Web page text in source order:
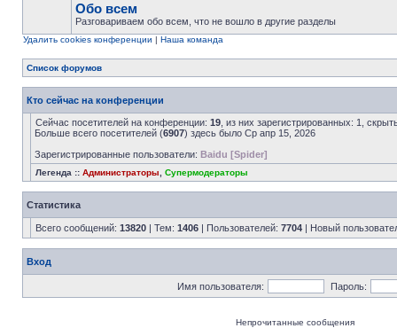
Обо всем
Разговариваем обо всем, что не вошло в другие разделы
Удалить cookies конференции | Наша команда
Список форумов
Кто сейчас на конференции
Сейчас посетителей на конференции: 19 , из них зарегистрированных: 1,
Больше всего посетителей (6907) здесь было Ср апр 15, 2026
Зарегистрированные пользователи: Baidu [Spider]
Легенда :: Администраторы Супермодераторы
Статистика
Всего сообщений: 13820 | Тем: 1406 | Пользователей: 7704 | Новый
Вход
Имя пользователя: Пароль:
Непрочитанные сообщения